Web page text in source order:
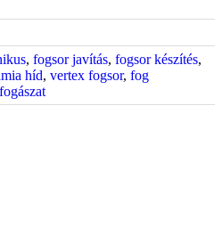
, fogsor javítás, fogsor készítés,
híd, vertex fogsor, fog